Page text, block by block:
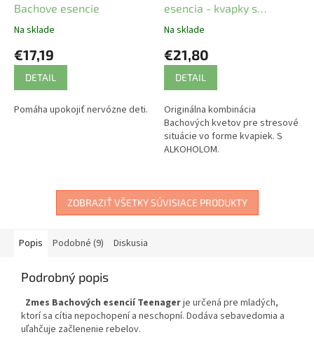
Bachove esencie
Na sklade
€17,19
DETAIL
Pomáha upokojiť nervózne deti.
esencia - kvapky s
alkoholom
Na sklade
€21,80
DETAIL
Originálna kombinácia
Bachových kvetov pre stresové
situácie vo forme kvapiek. S
ALKOHOLOM.
ZOBRAZIŤ VŠETKY SÚVISIACE PRODUKTY
Popis Podobné (9) Diskusia
Podrobný popis
Zmes Bachových esencií Teenagerje určená pre mladých,
ktorí sa cítia nepochopení a neschopní. Dodáva sebavedomia a
uľahčuje začlenenie rebelov.